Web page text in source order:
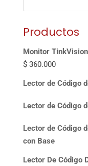
Productos
Monitor
$360.000
Lector de Código
Lector de Código
Lector de Código
con Base
Lector De Código